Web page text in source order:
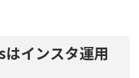
インスタ運用